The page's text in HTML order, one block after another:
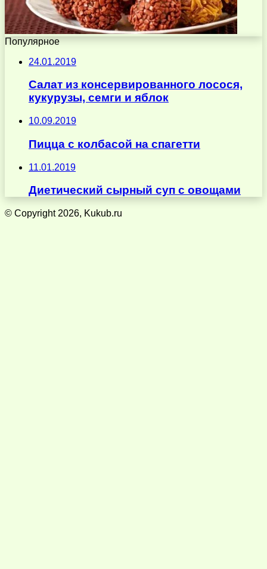
Популярное
24.01.2019
Салат из консервированного лосося,
кукурузы, семги и яблок
10.09.2019
Пицца с колбасой на спагетти
11.01.2019
Диетический сырный суп с овощами
© Copyright 2026, Kukub.ru